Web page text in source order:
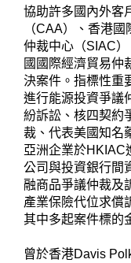
協助許多國內外客
（CAA）、香港
仲裁中心（SIAC
國國際經濟貿易仲
決案件。指標性重
進行能源投資爭議
紛訴訟、核四契約
裁、代表美國知名
亞洲企業於HKIAC
公司與投資銀行間
融商品爭議仲裁及
產業保險代位求償
其中多起案件標的
曾於香港Davis